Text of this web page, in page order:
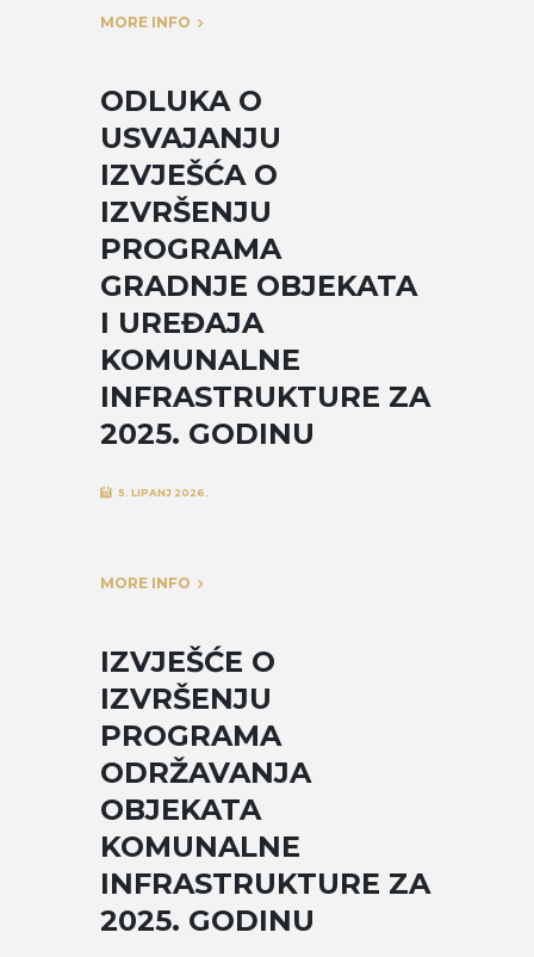
MORE INFO
ODLUKA O
USVAJANJU
IZVJEŠĆA O
IZVRŠENJU
PROGRAMA
GRADNJE OBJEKATA
I UREĐAJA
KOMUNALNE
INFRASTRUKTURE ZA
2025. GODINU
5. LIPANJ 2026.
MORE INFO
IZVJEŠĆE O
IZVRŠENJU
PROGRAMA
ODRŽAVANJA
OBJEKATA
KOMUNALNE
INFRASTRUKTURE ZA
2025. GODINU